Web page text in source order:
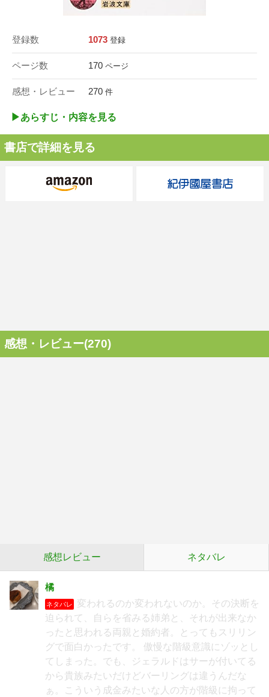
登録数 1073 登録
ページ数 170 ページ
感想・レビュー 270 件
▶︎あらすじ・内容を見る
書店で詳細を見る
感想・レビュー(270)
感想レビュー ネタバレ
橘
ネタバレ
変われるのか変われないのか。その決断を
迫られて、自らを省みる姉弟と、それが出来なか
ったと思われる両親と婚約者。とってもスリリン
グで面白かったです。 傲慢な階級意識にゾッとし
てしまった。でも、ジェラルドはサーが付いてる
から貴族みたいだけどバーリングは違うんだな
ぁ。こういう成金みたいな人の方が階級に拘って